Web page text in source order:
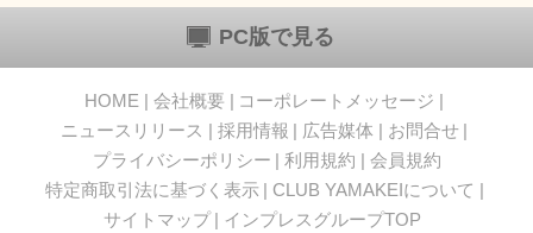
PC版で見る
HOME 会社概要
コーポレートメッセージ
ニュースリリース
採用情報 広告媒体
お問合せ
プライバシーポリシー
利用規約
会員規約
特定商取引法に基づく表示
CLUB YAMAKEIについて
サイトマップ
インプレスグループTOP